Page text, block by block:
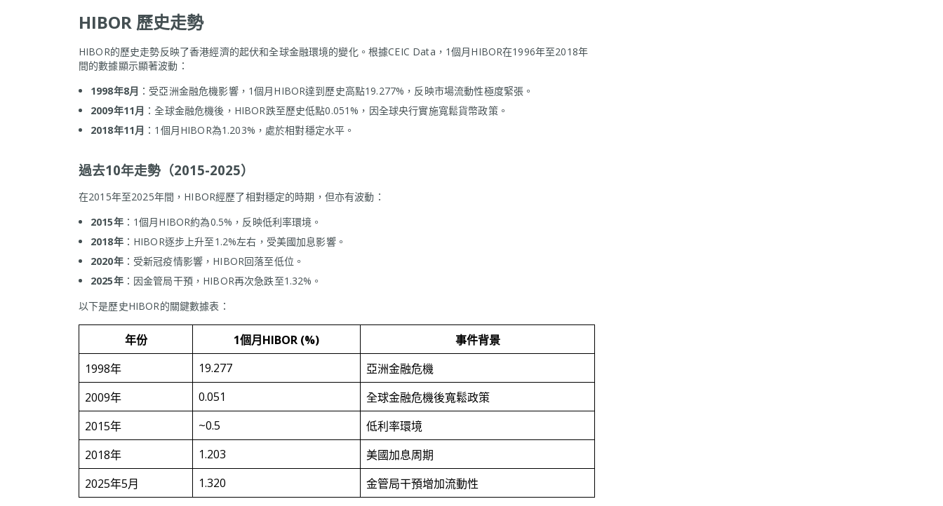
HIBOR 歷史走勢
HIBOR的歷史走勢反映了香港經濟的起伏和全球金融環境的變化。根據CEIC Data，1個月HIBOR在1996年至2018年
間的數據顯示顯著波動：
1998年8月 ：受亞洲金融危機影響，1個月HIBOR達到歷史高點19.277%，反映市場流動性極度緊張。
2009年11月 ：全球金融危機後，HIBOR跌至歷史低點0.051%，因全球央行實施寬鬆貨幣政策。
2018年11月 ：1個月HIBOR為1.203%，處於相對穩定水平。
過去10年走勢（2015-2025）
在2015年至2025年間，HIBOR經歷了相對穩定的時期，但亦有波動：
2015年：1個月HIBOR約為0.5%，反映低利率環境。
2018年：HIBOR逐步上升至1.2%左右，受美國加息影響。
2020年：受新冠疫情影響，HIBOR回落至低位。
2025年：因金管局干預，HIBOR再次急跌至1.32%。
以下是歷史HIBOR的關鍵數據表：
年份 1個月HIBOR (%)
事件背景
1998年
19.277
亞洲金融危機
2009年
0.051
全球金融危機後寬鬆政策
2015年
~0.5
低利率環境
2018年
1.203
美國加息周期
2025年5月
1.320 金管局干預增加流動性